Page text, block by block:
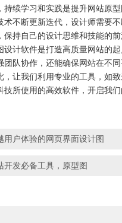
持续学习和实践是提升网站原
术不断更新迭代，设计师需要
持自己的设计思维和技能的前
设计软件是打造高质量网站的
团队协作，还能确保网站在不
，让我们利用专业的工具，如
技所使用的高效软件，开启我
用户体验的网页界面设计图
开发必备工具，原型图